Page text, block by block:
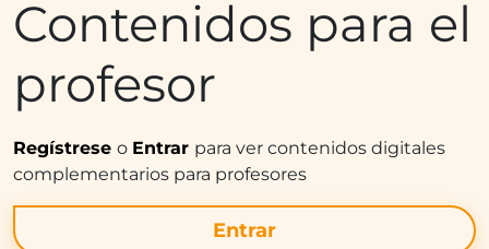
Contenidos para el
profesor
Regístrese o Entrar para ver contenidos digitales
complementarios para profesores
Entrar